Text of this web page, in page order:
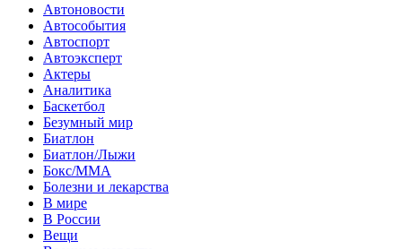
Автоновости
Автособытия
Автоспорт
Автоэксперт
Актеры
Аналитика
Баскетбол
Безумный мир
Биатлон
Биатлон/Лыжи
Бокс/MMA
Болезни и лекарства
В мире
В России
Вещи